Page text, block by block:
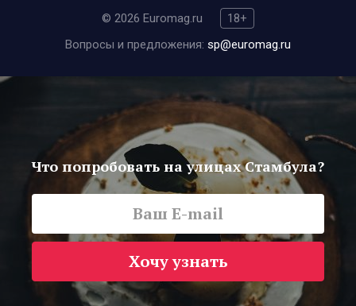
© 2026 Euromag.ru
18+
Вопросы и предложения: sp@euromag.ru
Что попробовать на улицах Стамбула?
Хочу узнать